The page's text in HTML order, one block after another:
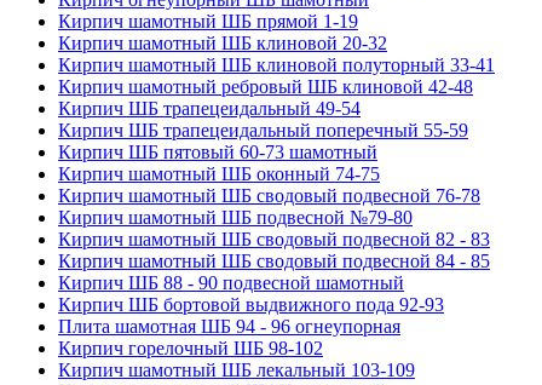
Кирпич шамотный ШБ прямой 1-19
Кирпич шамотный ШБ клиновой 20-32
Кирпич шамотный ШБ клиновой полуторный 33-41
Кирпич шамотный ребровый ШБ клиновой 42-48
Кирпич ШБ трапецеидальный 49-54
Кирпич ШБ трапецеидальный поперечный 55-59
Кирпич ШБ пятовый 60-73 шамотный
Кирпич шамотный ШБ оконный 74-75
Кирпич шамотный ШБ сводовый подвесной 76-78
Кирпич шамотный ШБ подвесной №79-80
Кирпич шамотный ШБ сводовый подвесной 82 - 83
Кирпич шамотный ШБ сводовый подвесной 84 - 85
Кирпич ШБ 88 - 90 подвесной шамотный
Кирпич ШБ бортовой выдвижного пода 92-93
Плита шамотная ШБ 94 - 96 огнеупорная
Кирпич горелочный ШБ 98-102
Кирпич шамотный ШБ лекальный 103-109